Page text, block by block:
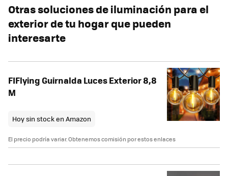
Otras soluciones de iluminación para el
exterior de tu hogar que pueden
interesarte
FIFlying Guirnalda Luces Exterior 8,8
M
Hoy sin stock en Amazon
El precio podría variar. Obtenemos comisión por estos enlaces